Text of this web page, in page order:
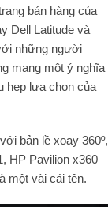
bán hàng của
Dell Latitude và
những người
mang một ý nghĩa
hẹp lựa chọn của
bản lề xoay 360º,
HP Pavilion x360
một vài cái tên.